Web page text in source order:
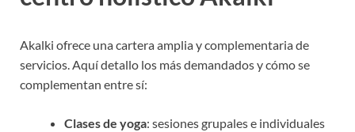
Akalki ofrece una cartera amplia y complementaria de
servicios. Aquí detallo los más demandados y cómo se
complementan entre sí:
Clases de yoga: sesiones grupales e individuales